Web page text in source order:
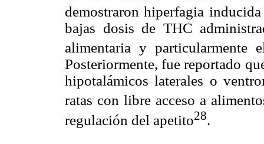
demostraron hiperfagia
bajas dosis de THC
alimentaria y particularmente
Posteriormente, fue reportado
hipotalámicos laterales o
ratas con libre acceso a
regulación del apetito28.